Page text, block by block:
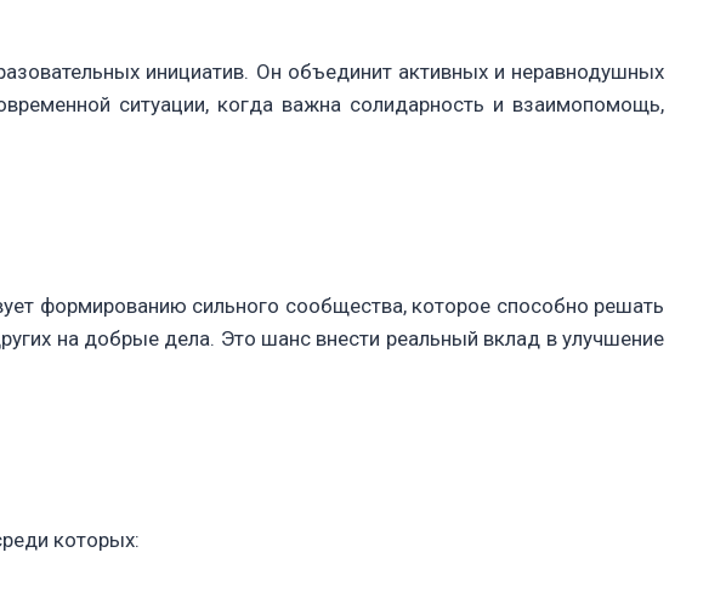
инициатив. Он объединит активных и неравнодушных
ситуации, когда важна солидарность и взаимопомощь,
формированию сильного сообщества, которое способно решать
на добрые дела. Это шанс внести реальный вклад в улучшение
которых: